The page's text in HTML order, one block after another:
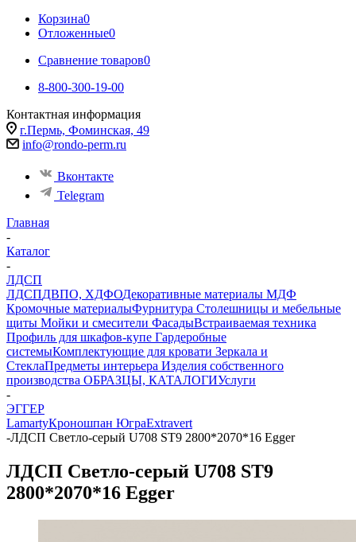
Корзина0
Отложенные0
Сравнение товаров0
8-800-300-19-00
Контактная информация
г.Пермь, Фоминская, 49
info@rondo-perm.ru
Вконтакте
Telegram
Главная
-
Каталог
-
ЛДСП
ЛДСПДВПО, ХДФОДекоративные материалы МДФ
Кромочные материалыФурнитура Столешницы и мебельные
щиты Мойки и смесители ФасадыВстраиваемая техника
Профиль для шкафов-купе Гардеробные
системыКомплектующие для кровати Зеркала и
СтеклаПредметы интерьера Изделия собственного
производства ОБРАЗЦЫ, КАТАЛОГИУслуги
-
ЭГГЕР
LamartyКроношпан ЮграExtravert
-ЛДСП Светло-серый U708 ST9 2800*2070*16 Egger
ЛДСП Светло-серый U708 ST9
2800*2070*16 Egger